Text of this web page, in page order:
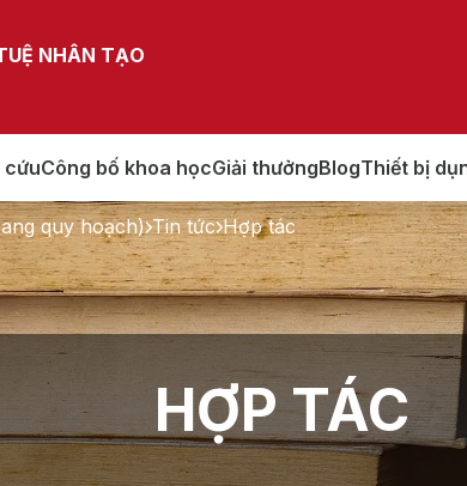
NHÂN TẠO
cứuCông bố khoa họcGiải thưởngBlogThiết bị
HỢP TÁC
quy hoạch) Tin tức Hợp tác